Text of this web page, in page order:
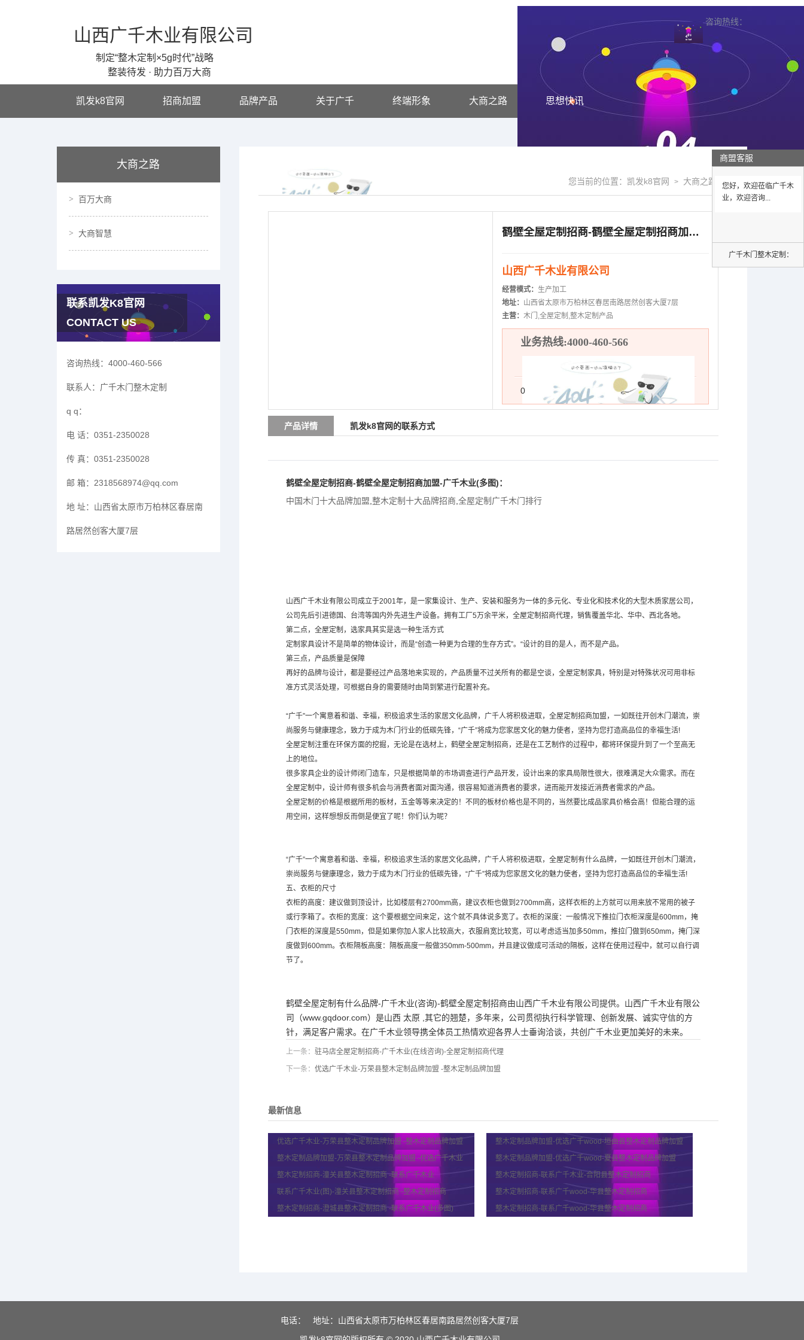
山西广千木业有限公司
制定“整木定制×5g时代”战略
整装待发 · 助力百万大商
咨询热线：
凯发k8官网 招商加盟 品牌产品 关于广千 终端形象 大商之路 思想快讯
大商之路
百万大商
大商智慧
联系凯发K8官网
CONTACT US
咨询热线： 4000-460-566
联系人： 广千木门整木定制
q q：
电 话： 0351-2350028
传 真： 0351-2350028
邮 箱： 2318568974@qq.com
地 址： 山西省太原市万柏林区春居南
路居然创客大厦7层
您当前的位置： 凯发k8官网 > 大商之路 >
鹤壁全屋定制招商-鹤壁全屋定制招商加盟-广千木业(多图)
山西广千木业有限公司
经营模式： 生产加工
地址： 山西省太原市万柏林区春居南路居然创客大厦7层
主营：木门,全屋定制,整木定制产品
业务热线:4000-460-566
0
产品详情 凯发k8官网的联系方式
鹤壁全屋定制招商-鹤壁全屋定制招商加盟-广千木业(多图)：
中国木门十大品牌加盟 整木定制十大品牌招商 全屋定制广千木门排行
山西广千木业有限公司成立于2001年，是一家集设计、生产、安装和服务为一体的多元化、专业化和技术化的大型木质家居公司，
公司先后引进德国、台湾等国内外先进生产设备。拥有工厂5万余平米，全屋定制招商代理，销售覆盖华北、华中、西北各地。
第二点，全屋定制，选家具其实是选一种生活方式
定制家具设计不是简单的物体设计，而是“创造一种更为合理的生存方式”。“设计的目的是人，而不是产品。
第三点，产品质量是保障
再好的品牌与设计，都是要经过产品落地来实现的，产品质量不过关所有的都是空谈，全屋定制家具，特别是对特殊状况可用非标
准方式灵活处理，可根据自身的需要随时由简到繁进行配置补充。
“广千”一个寓意着和谐、幸福，积极追求生活的家居文化品牌，广千人将积极进取，全屋定制招商加盟，一如既往开创木门潮流，崇
尚服务与健康理念，致力于成为木门行业的低碳先锋，“广千”将成为您家居文化的魅力使者，坚持为您打造高品位的幸福生活!
全屋定制注重在环保方面的挖掘，无论是在选材上，鹤壁全屋定制招商，还是在工艺制作的过程中，都将环保提升到了一个至高无
上的地位。
很多家具企业的设计师闭门造车，只是根据简单的市场调查进行产品开发，设计出来的家具局限性很大，很难满足大众需求。而在
全屋定制中，设计师有很多机会与消费者面对面沟通，很容易知道消费者的要求，进而能开发接近消费者需求的产品。
全屋定制的价格是根据所用的板材，五金等等来决定的！不同的板材价格也是不同的，当然要比成品家具价格会高！但能合理的运
用空间，这样想想反而倒是便宜了呢！你们认为呢？
“广千”一个寓意着和谐、幸福，积极追求生活的家居文化品牌，广千人将积极进取，全屋定制有什么品牌，一如既往开创木门潮流，
崇尚服务与健康理念，致力于成为木门行业的低碳先锋，“广千”将成为您家居文化的魅力使者，坚持为您打造高品位的幸福生活!
五、衣柜的尺寸
衣柜的高度：建议做到顶设计，比如楼层有2700mm高，建议衣柜也做到2700mm高，这样衣柜的上方就可以用来放不常用的被子
或行李箱了。衣柜的宽度：这个要根据空间来定，这个就不具体说多宽了。衣柜的深度：一般情况下推拉门衣柜深度是600mm，掩
门衣柜的深度是550mm，但是如果你加人家人比较高大，衣服肩宽比较宽，可以考虑适当加多50mm，推拉门做到650mm，掩门深
度做到600mm。衣柜隔板高度：隔板高度一般做350mm-500mm，并且建议做成可活动的隔板，这样在使用过程中，就可以自行调
节了。
鹤壁全屋定制有什么品牌-广千木业(咨询)-鹤壁全屋定制招商由山西广千木业有限公司提供。山西广千木业有限公
司（www.gqdoor.com）是山西 太原 ,其它的翘楚，多年来，公司贯彻执行科学管理、创新发展、诚实守信的方
针，满足客户需求。在广千木业领导携全体员工热情欢迎各界人士垂询洽谈，共创广千木业更加美好的未来。
上一条： 驻马店全屋定制招商-广千木业(在线咨询)-全屋定制招商代理
下一条： 优选广千木业-万荣县整木定制品牌加盟 -整木定制品牌加盟
最新信息
优选广千木业-万荣县整木定制品牌加盟 -整木定制品牌加盟
整木定制品牌加盟-优选广千wood-垣曲县整木定制品牌加盟
整木定制品牌加盟-万荣县整木定制品牌加盟 -优选广千木业
整木定制品牌加盟-优选广千wood-夏县整木定制品牌加盟
整木定制招商-潼关县整木定制招商 -联系广千木业
整木定制招商-联系广千木业-合阳县整木定制招商
联系广千木业(图)-潼关县整木定制招商 -整木定制招商
整木定制招商-联系广千wood-华县整木定制招商
整木定制招商-澄城县整木定制招商 -联系广千木业(多图)
整木定制招商-联系广千wood-华县整木定制招商
电话：
地址：山西省太原市万柏林区春居南路居然创客大厦7层
商盟客服
您好，欢迎莅临广千木
业，欢迎咨询...
广千木门整木定制：